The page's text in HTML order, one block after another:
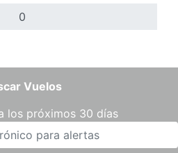
Vuelos
los próximos 30 días